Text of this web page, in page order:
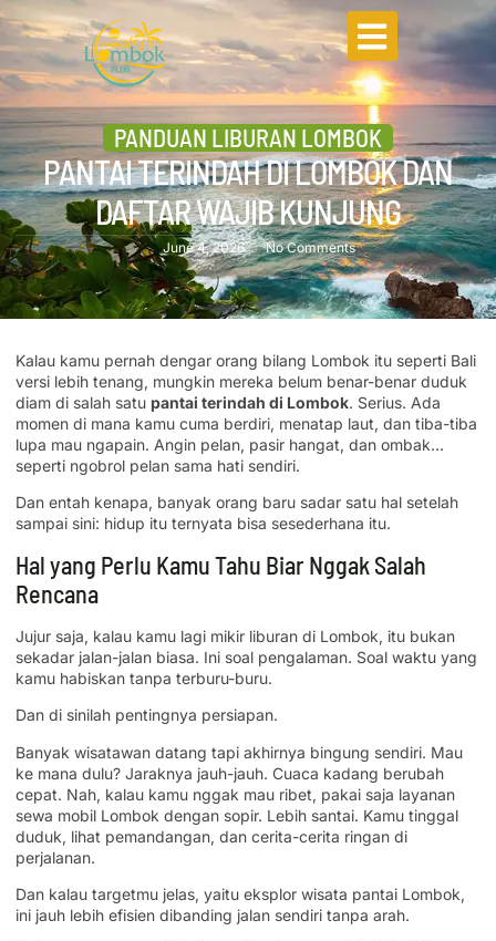
PANDUAN LIBURAN LOMBOK
PANTAI TERINDAH DI LOMBOK DAN
DAFTAR WAJIB KUNJUNG
June 4, 2026 No Comments
Kalau kamu pernah dengar orang bilang Lombok itu seperti Bali
versi lebih tenang, mungkin mereka belum benar-benar duduk
diam di salah satu pantai terindah di Lombok. Serius. Ada
momen di mana kamu cuma berdiri, menatap laut, dan tiba-tiba
lupa mau ngapain. Angin pelan, pasir hangat, dan ombak…
seperti ngobrol pelan sama hati sendiri.
Dan entah kenapa, banyak orang baru sadar satu hal setelah
sampai sini: hidup itu ternyata bisa sesederhana itu.
Hal yang Perlu Kamu Tahu Biar Nggak Salah
Rencana
Jujur saja, kalau kamu lagi mikir liburan di Lombok, itu bukan
sekadar jalan-jalan biasa. Ini soal pengalaman. Soal waktu yang
kamu habiskan tanpa terburu-buru.
Dan di sinilah pentingnya persiapan.
Banyak wisatawan datang tapi akhirnya bingung sendiri. Mau
ke mana dulu? Jaraknya jauh-jauh. Cuaca kadang berubah
cepat. Nah, kalau kamu nggak mau ribet, pakai saja layanan
sewa mobil Lombok dengan sopir. Lebih santai. Kamu tinggal
duduk, lihat pemandangan, dan cerita-cerita ringan di
perjalanan.
Dan kalau targetmu jelas, yaitu eksplor wisata pantai Lombok,
ini jauh lebih efisien dibanding jalan sendiri tanpa arah.